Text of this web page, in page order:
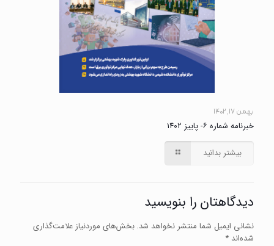
بهمن ۱۷, ۱۴۰۲
خبرنامه شماره ۶- پاییز ۱۴۰۲
بیشتر بدانید
دیدگاهتان را بنویسید
نشانی ایمیل شما منتشر نخواهد شد. بخش‌های موردنیاز علامت‌گذاری
شده‌اند *